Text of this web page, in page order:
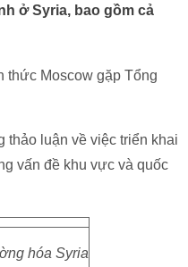
ở Syria, bao gồm cả
thức Moscow gặp Tổng
thảo luận về việc triển khai
vấn đề khu vực và quốc
hóa Syria